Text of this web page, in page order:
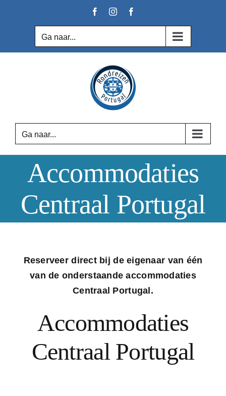
FacebookInstagram
Ga naar...
Ga naar...
Accommodaties
Centraal Portugal
Reserveer direct bij de eigenaar van één
van de onderstaande accommodaties
Centraal Portugal.
Accommodaties
Centraal Portugal